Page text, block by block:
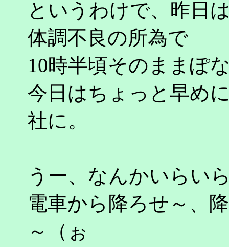
というわけで、昨日
体調不良の所為で
10時半頃そのままぽ
今日はちょっと早め
社に。
うー、なんかいらい
電車から降ろせ～、
～（ぉ